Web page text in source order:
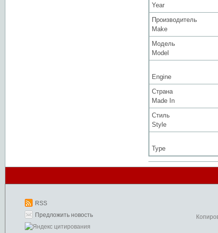
Year
Производитель
Make
Модель
Model
Engine
Страна
Made In
Стиль
Style
Type
RSS
Предложить новость